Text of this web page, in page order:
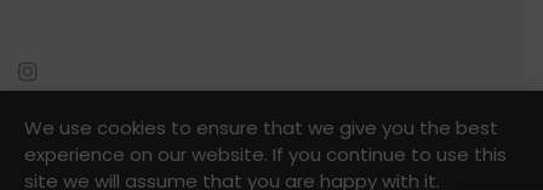
We use cookies to ensure that we give you the best
experience on our website. If you continue to use this
site we will assume that you are happy with it.